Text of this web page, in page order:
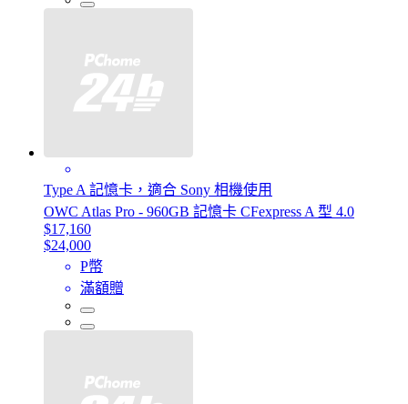
Type A 記憶卡，適合 Sony 相機使用
OWC Atlas Pro - 960GB 記憶卡 CFexpress A 型 4.0
$17,160
$24,000
P幣
滿額贈